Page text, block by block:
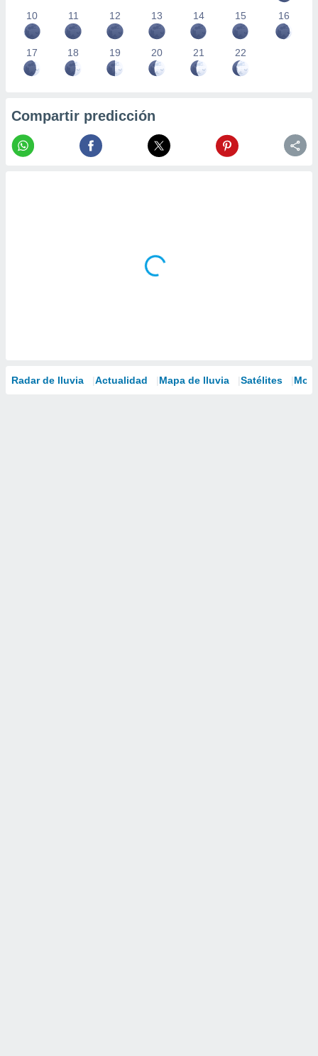
10 11 12 13 14 15 16
17 18 19 20 21 22
Compartir predicción
Radar de lluvia Actualidad Mapa de lluvia Satélites